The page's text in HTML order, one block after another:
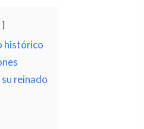
histórico
reinado